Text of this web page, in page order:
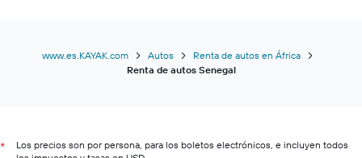
www.es.KAYAK.com Autos
Renta de autos en África
Renta de autos Senegal
*
Los precios son por persona, para los boletos electrónicos, e incluyen todos